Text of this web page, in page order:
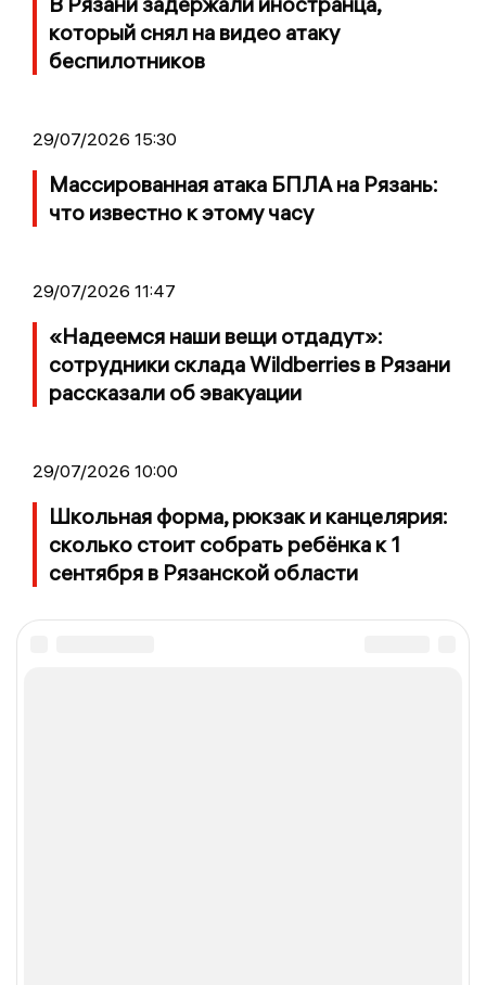
который снял на видео атаку
беспилотников
29/07/2026 15:30
Массированная атака БПЛА на Рязань:
что известно к этому часу
29/07/2026 11:47
«Надеемся наши вещи отдадут»:
сотрудники склада Wildberries в Рязани
рассказали об эвакуации
29/07/2026 10:00
Школьная форма, рюкзак и канцелярия:
сколько стоит собрать ребёнка к 1
сентября в Рязанской области